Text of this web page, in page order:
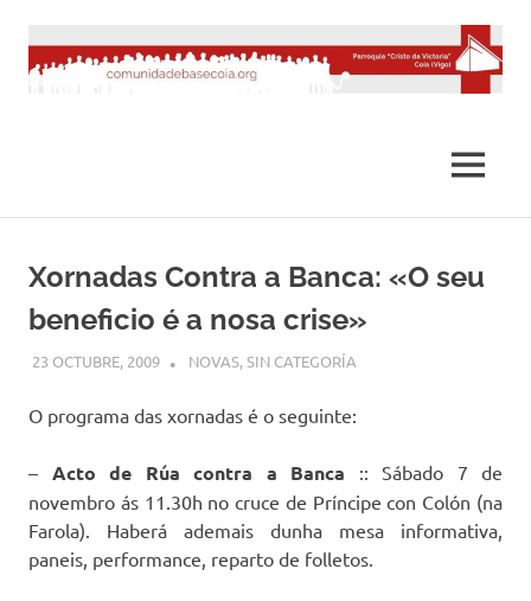
contenido
MENÚ
Xornadas Contra a Banca: «O seu
beneficio é a nosa crise»
23 OCTUBRE, 2009 DESARROLLO
NOVAS,SIN CATEGORÍA
O programa das xornadas é o seguinte:
– Acto de Rúa contra a Banca :: Sábado 7 de
novembro ás 11.30h no cruce de Príncipe con Colón (na
Farola). Haberá ademais dunha mesa informativa,
paneis, performance, reparto de folletos.